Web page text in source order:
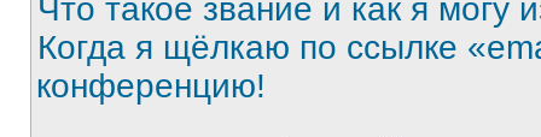
Что такое звание и как я могу
Когда я щёлкаю по ссылке
конференцию!